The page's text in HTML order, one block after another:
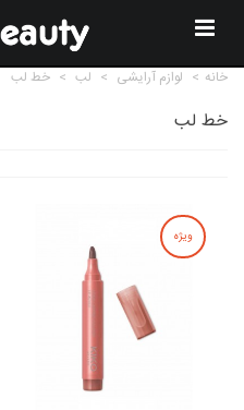
خانه > لوازم آرایشی > لب > خط لب
خط لب
ویژه